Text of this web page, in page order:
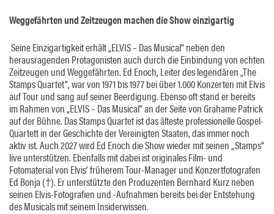
Weggefährten und Zeitzeugen machen die Show einzigartig
Seine Einzigartigkeit erhält „ELVIS – Das Musical“ neben den
herausragenden Protagonisten auch durch die Einbindung von echten
Zeitzeugen und Weggefährten. Ed Enoch, Leiter des legendären „The
Stamps Quartet“, war von 1971 bis 1977 bei über 1.000 Konzerten mit Elvis
auf Tour und sang auf seiner Beerdigung. Ebenso oft stand er bereits
im Rahmen von „ELVIS – Das Musical“ an der Seite von Grahame Patrick
auf der Bühne. Das Stamps Quartet ist das älteste professionelle Gospel-
Quartett in der Geschichte der Vereinigten Staaten, das immer noch
aktiv ist. Auch 2027 wird Ed Enoch die Show wieder mit seinen „Stamps“
live unterstützen. Ebenfalls mit dabei ist originales Film- und
Fotomaterial von Elvis‘ früherem Tour-Manager und Konzertfotografen
Ed Bonja (†). Er unterstützte den Produzenten Bernhard Kurz neben
seinen Elvis-Fotografien und -Aufnahmen bereits bei der Entstehung
des Musicals mit seinem Insiderwissen.